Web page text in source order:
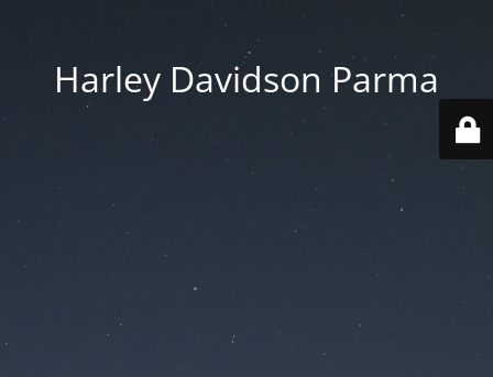
Harley Davidson Parma